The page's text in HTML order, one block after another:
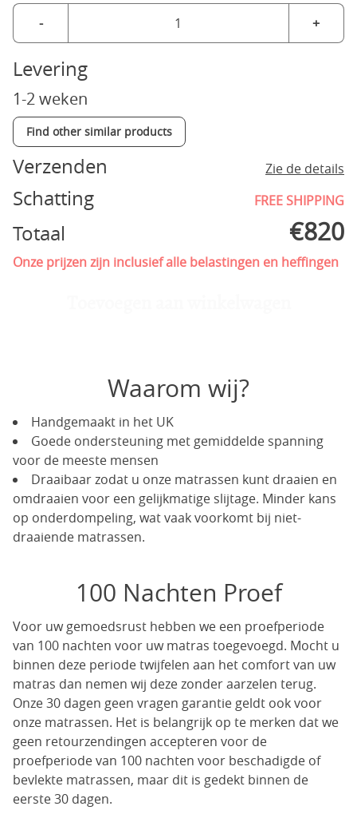
- +
Levering
1-2 weken
Find other similar products
Verzenden Zie de details
Schatting FREE SHIPPING
Totaal €820
Onze prijzen zijn inclusief alle belastingen en heffingen
Waarom wij?
Handgemaakt in het UK
Goede ondersteuning met gemiddelde spanning
voor de meeste mensen
Draaibaar zodat u onze matrassen kunt draaien en
omdraaien voor een gelijkmatige slijtage. Minder kans
op onderdompeling, wat vaak voorkomt bij niet-
draaiende matrassen.
100 Nachten Proef
Voor uw gemoedsrust hebben we een proefperiode
van 100 nachten voor uw matras toegevoegd. Mocht u
binnen deze periode twijfelen aan het comfort van uw
matras dan nemen wij deze zonder aarzelen terug.
Onze 30 dagen geen vragen garantie geldt ook voor
onze matrassen. Het is belangrijk op te merken dat we
geen retourzendingen accepteren voor de
proefperiode van 100 nachten voor beschadigde of
bevlekte matrassen, maar dit is gedekt binnen de
eerste 30 dagen.